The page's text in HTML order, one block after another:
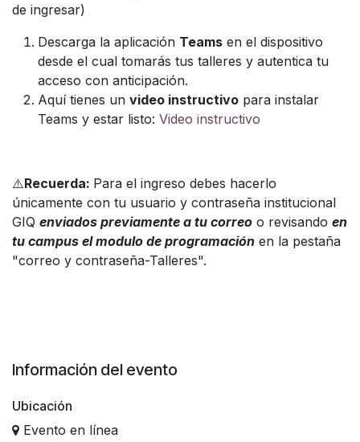
de ingresar)
Descarga la aplicación Teams en el dispositivo
desde el cual tomarás tus talleres y autentica tu
acceso con anticipación.
Aquí tienes un video instructivo para instalar
Teams y estar listo: Video instructivo
⚠️Recuerda: Para el ingreso debes hacerlo
únicamente con tu usuario y contraseña institucional
GIQ enviados previamente a tu correo o revisando en
tu campus el modulo de programación en la pestaña
"correo y contraseña-Talleres".
Información del evento
Ubicación
Evento en línea